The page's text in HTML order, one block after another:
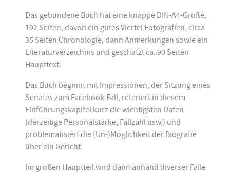
Das gebundene Buch hat eine knappe DIN-A4-Größe,
192 Seiten, davon ein gutes Viertel Fotografien, circa
35 Seiten Chronologie, dann Anmerkungen sowie ein
Literaturverzeichnis und geschätzt ca. 90 Seiten
Haupttext.
Das Buch beginnt mit Impressionen, der Sitzung eines
Senates zum Facebook-Fall, referiert in diesem
Einführungskapitel kurz die wichtigsten Daten
(derzeitige Personalstärke, Fallzahl usw.) und
problematisiert die (Un-)Möglichkeit der Biografie
über ein Gericht.
Im großen Hauptteil wird dann anhand diverser Fälle